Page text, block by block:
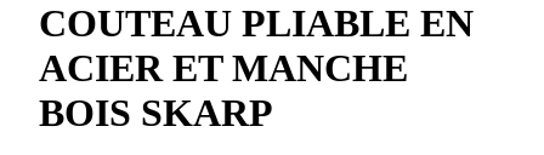
COUTEAU PLIABLE EN
ACIER ET MANCHE
BOIS SKARP